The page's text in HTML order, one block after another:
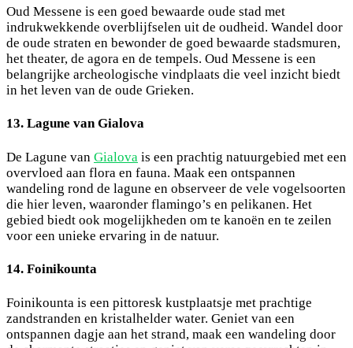
Oud Messene is een goed bewaarde oude stad met
indrukwekkende overblijfselen uit de oudheid. Wandel door
de oude straten en bewonder de goed bewaarde stadsmuren,
het theater, de agora en de tempels. Oud Messene is een
belangrijke archeologische vindplaats die veel inzicht biedt
in het leven van de oude Grieken.
13. Lagune van Gialova
De Lagune van Gialova is een prachtig natuurgebied met een
overvloed aan flora en fauna. Maak een ontspannen
wandeling rond de lagune en observeer de vele vogelsoorten
die hier leven, waaronder flamingo’s en pelikanen. Het
gebied biedt ook mogelijkheden om te kanoën en te zeilen
voor een unieke ervaring in de natuur.
14. Foinikounta
Foinikounta is een pittoresk kustplaatsje met prachtige
zandstranden en kristalhelder water. Geniet van een
ontspannen dagje aan het strand, maak een wandeling door